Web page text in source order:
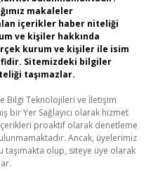
makaleler
içerikler haber niteliği
ve kişiler hakkında
kurum ve kişiler ile isim
Sitemizdeki bilgiler
taşımazlar.
Bilgi Teknolojileri ve İletişim
bir Yer Sağlayıcı olarak hizmet
proaktif olarak denetleme
Ancak, üyelerimiz
taşımakta olup, siteye üye olarak